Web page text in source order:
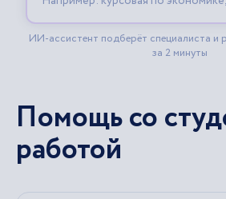
Помощь со
работой